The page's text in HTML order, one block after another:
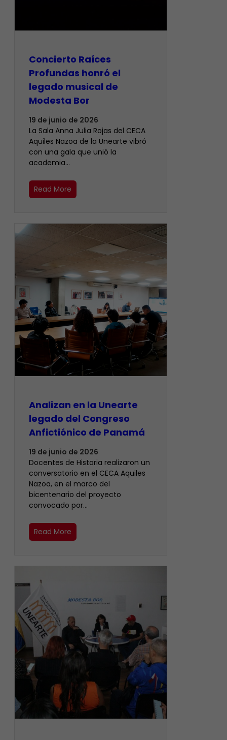
​Concierto Raíces
Profundas honró el
legado musical de
Modesta Bor
19 de junio de 2026
La Sala Anna Julia Rojas del CECA
Aquiles Nazoa de la Unearte vibró
con una gala que unió la
academia…
Read More
Analizan en la Unearte
legado del Congreso
Anfictiónico de Panamá
19 de junio de 2026
Docentes de Historia realizaron un
conversatorio en el CECA Aquiles
Nazoa, en el marco del
bicentenario del proyecto
convocado por…
Read More